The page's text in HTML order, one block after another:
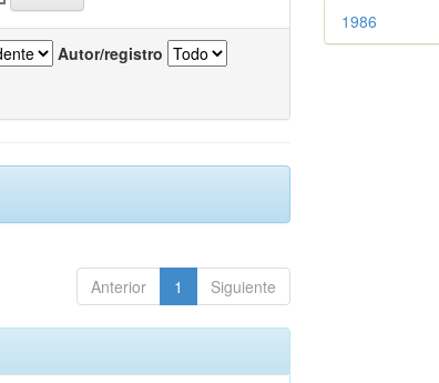
Autor/registro
Anterior 1 Siguiente
1986